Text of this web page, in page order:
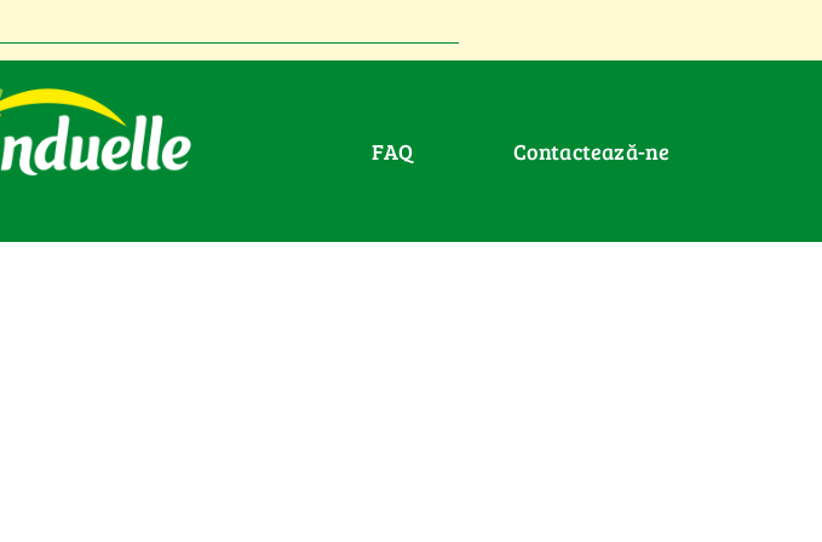
FAQ Contactează-ne